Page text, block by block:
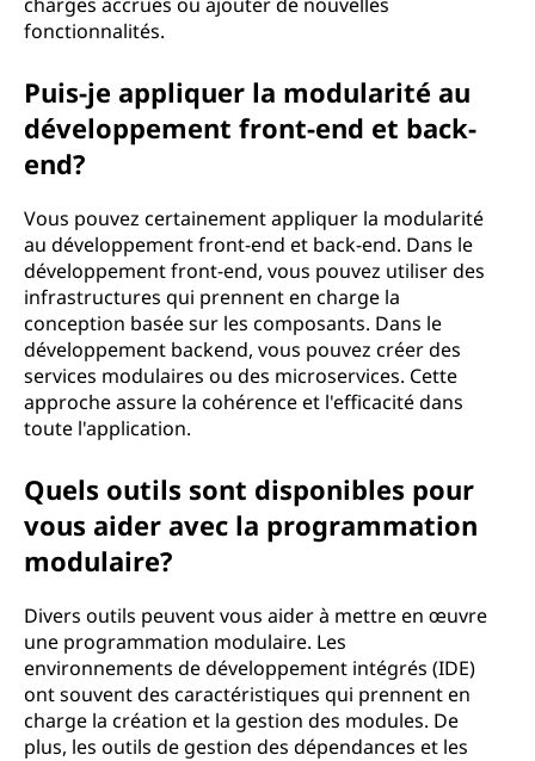
fonctionnalités.
Puis-je appliquer la modularité au
développement front-end et back-
end?
Vous pouvez certainement appliquer la modularité
au développement front-end et back-end. Dans le
développement front-end, vous pouvez utiliser des
infrastructures qui prennent en charge la
conception basée sur les composants. Dans le
développement backend, vous pouvez créer des
services modulaires ou des microservices. Cette
approche assure la cohérence et l'efficacité dans
toute l'application.
Quels outils sont disponibles pour
vous aider avec la programmation
modulaire?
Divers outils peuvent vous aider à mettre en œuvre
une programmation modulaire. Les
environnements de développement intégrés (IDE)
ont souvent des caractéristiques qui prennent en
charge la création et la gestion des modules. De
plus, les outils de gestion des dépendances et les